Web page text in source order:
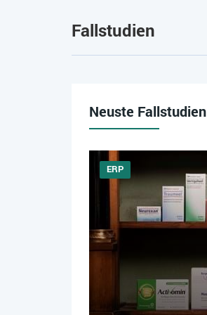
Fallstudien
Neuste Fallstudien
ERP